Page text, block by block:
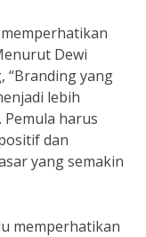
Dewi
“Branding yang
lebih
harus
dan
yang semakin
memperhatikan